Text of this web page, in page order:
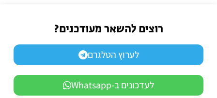
רוצים להשאר מעודכנים?
לערוץ הטלגרם
לעדכונים ב-Whatsapp